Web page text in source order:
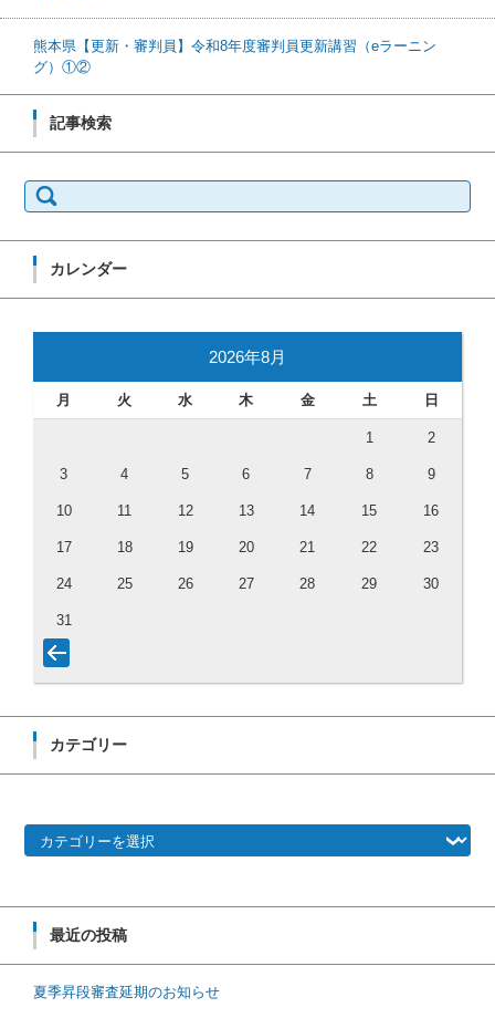
熊本県【更新・審判員】令和8年度審判員更新講習（eラーニン
グ）①②
記事検索
検索:
カレンダー
2026年8月
月 火 水 木 金 土 日
1 2
3 4 5 6 7 8 9
10 11 12 13 14 15 16
17 18 19 20 21 22 23
24 25 26 27 28 29 30
31
カテゴリー
最近の投稿
夏季昇段審査延期のお知らせ